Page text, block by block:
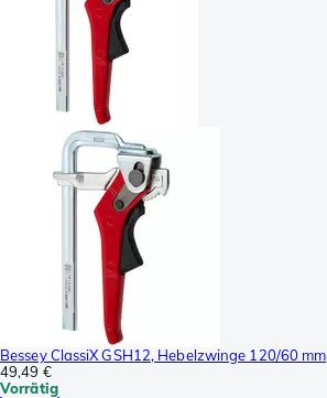
Bessey ClassiX GSH12, Hebelzwinge 120/60 mm
49,49 €
Vorrätig